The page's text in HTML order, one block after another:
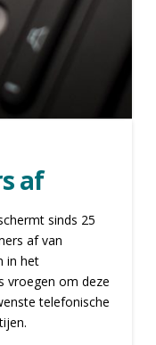
af
sinds 25
af van
in het
vroegen om deze
telefonische